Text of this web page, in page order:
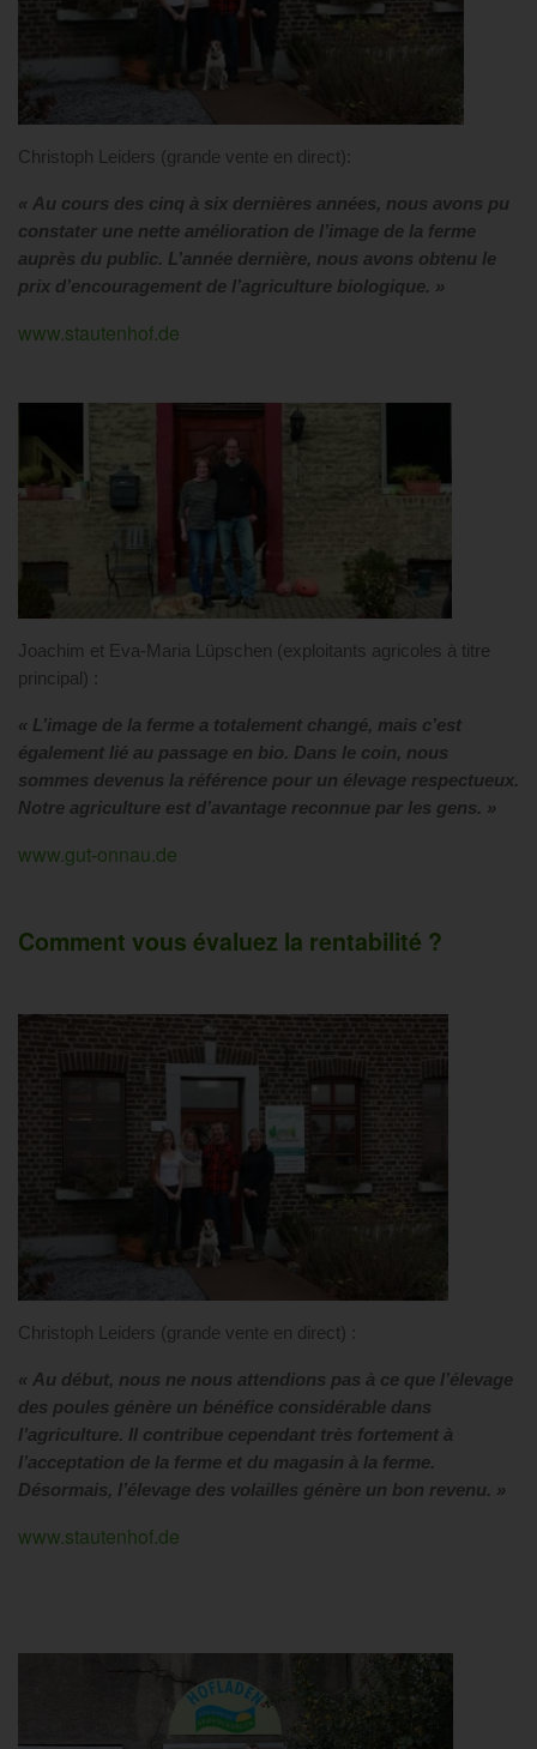
Christoph Leiders (grande vente en direct):
« Au cours des cinq à six dernières années, nous avons pu
constater une nette amélioration de l’image de la ferme
auprès du public. L’année dernière, nous avons obtenu le
prix d’encouragement de l’agriculture biologique. »
www.stautenhof.de
Joachim et Eva-Maria Lüpschen (exploitants agricoles à titre
principal) :
« L’image de la ferme a totalement changé, mais c’est
également lié au passage en bio. Dans le coin, nous
sommes devenus la référence pour un élevage respectueux.
Notre agriculture est d’avantage reconnue par les gens. »
www.gut-onnau.de
Comment vous évaluez la rentabilité ?
Christoph Leiders (grande vente en direct) :
« Au début, nous ne nous attendions pas à ce que l’élevage
des poules génère un bénéfice considérable dans
l’agriculture. Il contribue cependant très fortement à
l’acceptation de la ferme et du magasin à la ferme.
Désormais, l’élevage des volailles génère un bon revenu. »
www.stautenhof.de